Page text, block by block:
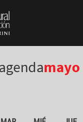
mayo